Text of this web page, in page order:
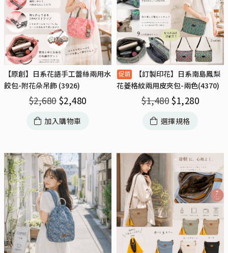
【原創】日系花語手工蕾絲兩用水
餃包-附花朵吊飾 (3926)
$2,680 $2,480
加入購物車
【訂製印花】日系南島鳳梨
花菱格紋兩用皮夾包-兩色(4370)
$1,480 $1,280
選擇規格